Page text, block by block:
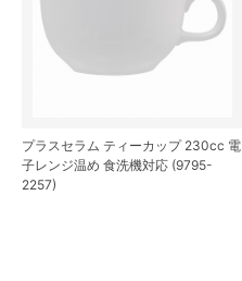
プラスセラム ティーカップ 230cc 電
子レンジ温め 食洗機対応 (9795-
2257)